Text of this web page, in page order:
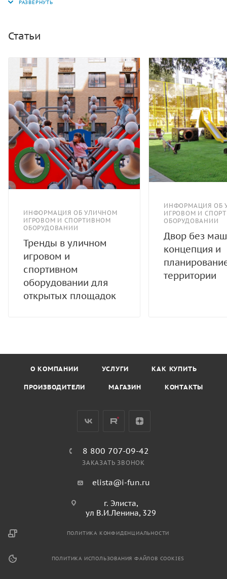
зоной безопасности, должно быть свободное
элементов других конструкций.
Статьи
ИНФОРМАЦИЯ ОБ УЛИЧНОМ
ИГРОВОМ И СПОРТИВНОМ
ОБОРУДОВАНИИ
Тренды в уличном
игровом и
спортивном
оборудовании для
открытых площадок
ИНФОРМАЦИЯ ОБ
ИГРОВОМ И
ОБОРУДОВАНИИ
Двор без
концепция и
территории
О КОМПАНИИ УСЛУГИ КАК КУПИТЬ
ПРОИЗВОДИТЕЛИ МАГАЗИН КОНТАКТЫ
8 800 707-09-42
ЗАКАЗАТЬ ЗВОНОК
elista@i-fun.ru
г. Элиста,
ул В.И.Ленина, 329
ПОЛИТИКА КОНФИДЕНЦИАЛЬНОСТИ
ПОЛИТИКА ИСПОЛЬЗОВАНИЯ ФАЙЛОВ COOKIES